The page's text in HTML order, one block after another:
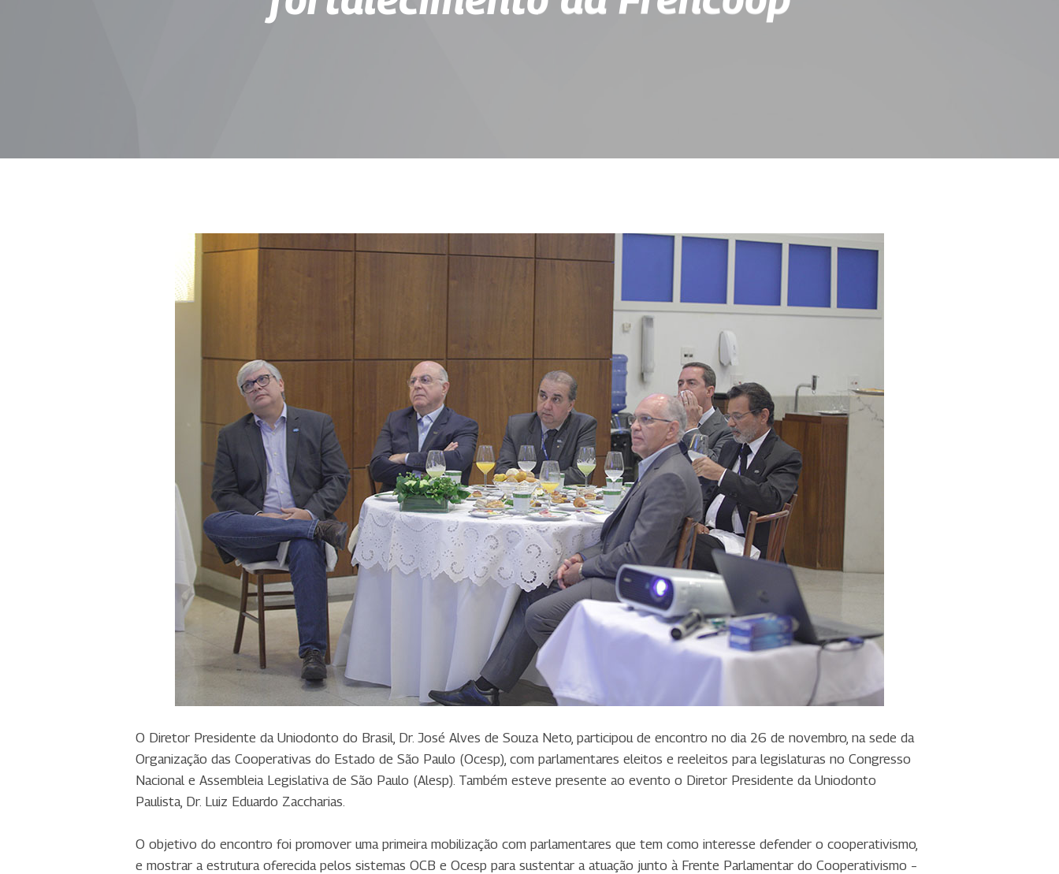
O Diretor Presidente da Uniodonto do Brasil, Dr. José Alves de Souza Neto, participou de encontro no dia 26 de novembro, na sede da
Organização das Cooperativas do Estado de São Paulo (Ocesp), com parlamentares eleitos e reeleitos para legislaturas no Congresso
Nacional e Assembleia Legislativa de São Paulo (Alesp). Também esteve presente ao evento o Diretor Presidente da Uniodonto
Paulista, Dr. Luiz Eduardo Zaccharias.
O objetivo do encontro foi promover uma primeira mobilização com parlamentares que tem como interesse defender o cooperativismo,
e mostrar a estrutura oferecida pelos sistemas OCB e Ocesp para sustentar a atuação junto à Frente Parlamentar do Cooperativismo –